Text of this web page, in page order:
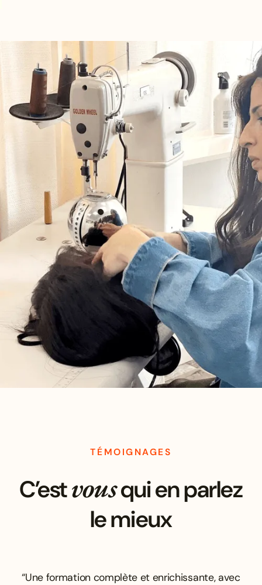
TÉMOIGNAGES
C’estvousqui en parlez
le mieux
“Une formation complète et enrichissante, avec